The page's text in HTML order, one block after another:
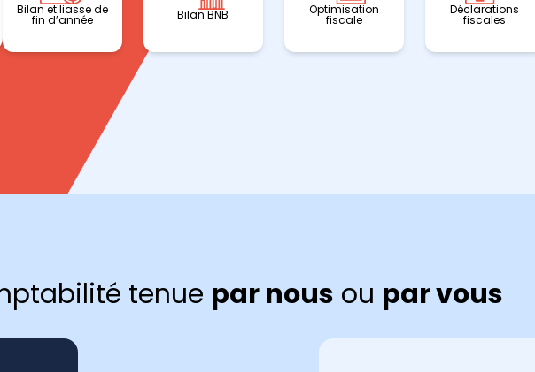
Bilan et liasse de
fin d’année Bilan BNB Optimisation
fiscale
Déclarations
fiscales
tenue par nous ou par vous